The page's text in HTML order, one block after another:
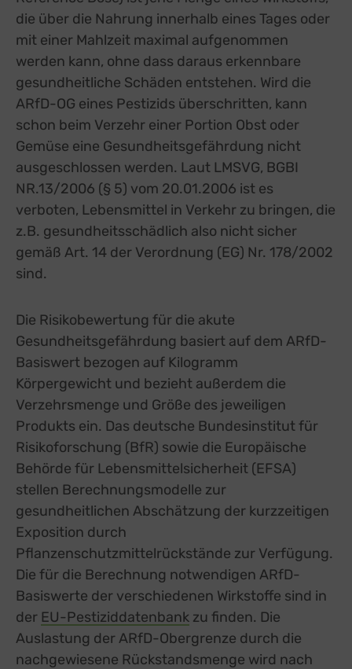
die über die Nahrung innerhalb eines Tages oder
mit einer Mahlzeit maximal aufgenommen
werden kann, ohne dass daraus erkennbare
gesundheitliche Schäden entstehen. Wird die
ARfD-OG eines Pestizids überschritten, kann
schon beim Verzehr einer Portion Obst oder
Gemüse eine Gesundheitsgefährdung nicht
ausgeschlossen werden. Laut LMSVG, BGBI
NR.13/2006 (§ 5) vom 20.01.2006 ist es
verboten, Lebensmittel in Verkehr zu bringen, die
z.B. gesundheitsschädlich also nicht sicher
gemäß Art. 14 der Verordnung (EG) Nr. 178/2002
sind.
Die Risikobewertung für die akute
Gesundheitsgefährdung basiert auf dem ARfD-
Basiswert bezogen auf Kilogramm
Körpergewicht und bezieht außerdem die
Verzehrsmenge und Größe des jeweiligen
Produkts ein. Das deutsche Bundesinstitut für
Risikoforschung (BfR) sowie die Europäische
Behörde für Lebensmittelsicherheit (EFSA)
stellen Berechnungsmodelle zur
gesundheitlichen Abschätzung der kurzzeitigen
Exposition durch
Pflanzenschutzmittelrückstände zur Verfügung.
Die für die Berechnung notwendigen ARfD-
Basiswerte der verschiedenen Wirkstoffe sind in
der EU-external link, opens in a new tab
Pestiziddexternal link, opens in a new tab
atenbank external link, opens in a
zu finden. Die
Auslastung der ARfD-Obergrenze durch die
nachgewiesene Rückstandsmenge wird nach